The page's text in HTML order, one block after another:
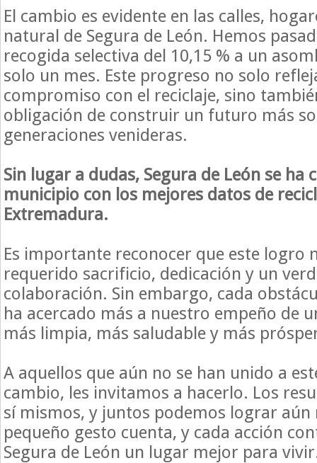
El cambio es evidente en las calles,
natural de Segura de León. Hemos
recogida selectiva del 10,15 % a un
solo un mes. Este progreso no solo
compromiso con el reciclaje, sino
obligación de construir un futuro más
generaciones venideras.
Sin lugar a dudas, Segura de León se ha
municipio con los mejores datos de
Extremadura.
Es importante reconocer que este logro
requerido sacrificio, dedicación y un
colaboración. Sin embargo, cada
ha acercado más a nuestro empeño de
más limpia, más saludable y más
A aquellos que aún no se han unido a
cambio, les invitamos a hacerlo. Los
sí mismos, y juntos podemos lograr aún
pequeño gesto cuenta, y cada acción
Segura de León un lugar mejor para